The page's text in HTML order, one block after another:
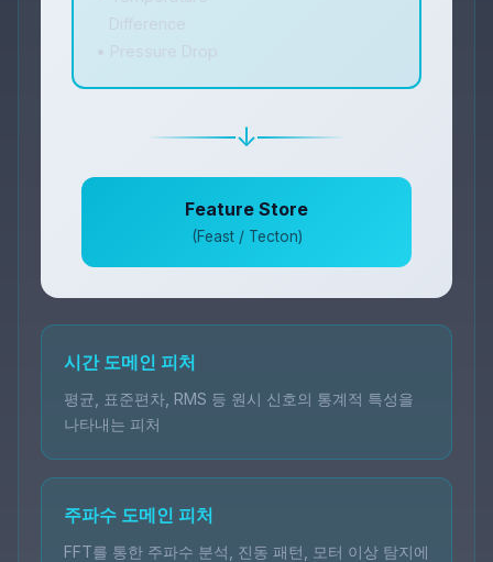
↓
Feature Store
(Feast / Tecton)
시간 도메인 피처
평균, 표준편차, RMS 등 원시 신호의 통계적 특성을
나타내는 피처
주파수 도메인 피처
FFT를 통한 주파수 분석, 진동 패턴, 모터 이상 탐지에